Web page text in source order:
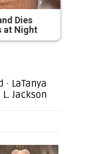
Dies
at Night
· LaTanya
Jackson